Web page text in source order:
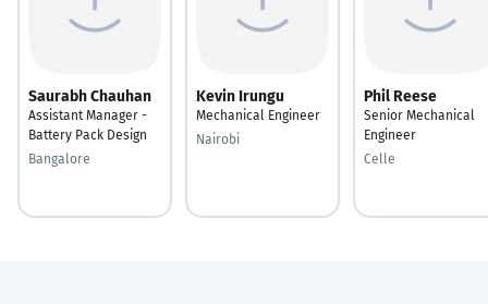
Saurabh Chauhan
Assistant Manager -
Battery Pack Design
Bangalore
Kevin Irungu
Mechanical Engineer
Nairobi
Phil Reese
Senior Mechanical
Engineer
Celle